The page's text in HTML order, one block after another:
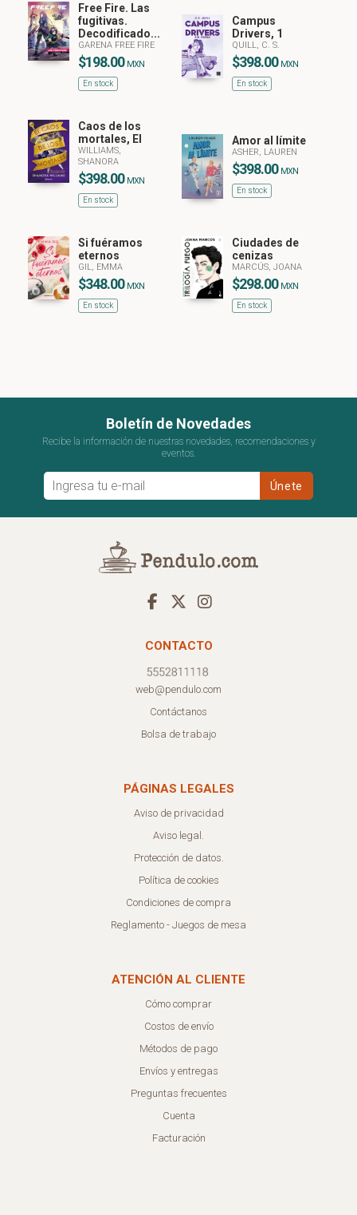
Free Fire. Las
fugitivas.
Decodificado...
GARENA FREE FIRE
$198.00 MXN
En stock
Campus
Drivers, 1
QUILL, C. S.
$398.00 MXN
En stock
Caos de los
mortales, El
WILLIAMS,
SHANORA
$398.00 MXN
En stock
Amor al límite
ASHER, LAUREN
$398.00 MXN
En stock
Si fuéramos
eternos
GIL, EMMA
$348.00 MXN
En stock
Ciudades de
cenizas
MARCÚS, JOANA
$298.00 MXN
En stock
Boletín de Novedades
Recibe la información de nuestras novedades, recomendaciones y
eventos.
CONTACTO
web@pendulo.com
Contáctanos
Bolsa de trabajo
PÁGINAS LEGALES
Aviso de privacidad
Aviso legal.
Protección de datos.
Política de cookies
Condiciones de compra
Reglamento - Juegos de mesa
ATENCIÓN AL CLIENTE
Cómo comprar
Costos de envío
Métodos de pago
Envíos y entregas
Preguntas frecuentes
Cuenta
Facturación